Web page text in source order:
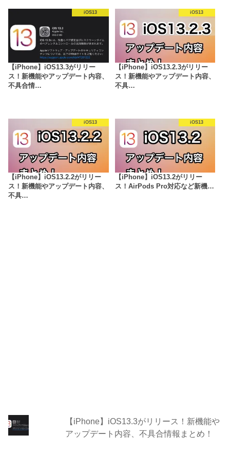
iOS13
【iPhone】iOS13.3がリリー
ス！新機能やアップデート内容、
不具合情…
iOS13
【iPhone】iOS13.2.3がリリー
ス！新機能やアップデート内容、
不具…
iOS13
【iPhone】iOS13.2.2がリリー
ス！新機能やアップデート内容、
不具…
iOS13
【iPhone】iOS13.2がリリー
ス！AirPods Pro対応など新機…
【iPhone】iOS13.3がリリース！新機能や
アップデート内容、不具合情報まとめ！